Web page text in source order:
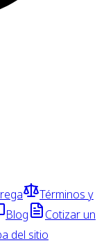
Términos y
Blog
Cotizar un
del sitio